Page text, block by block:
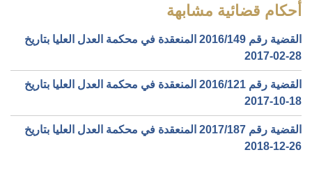
أحكام قضائية مشابهة
القضية رقم ‎149‏/‎2016‏ المنعقدة في محكمة العدل العليا بتاريخ
‎2017-02-28‏
القضية رقم ‎121‏/‎2016‏ المنعقدة في محكمة العدل العليا بتاريخ
‎2017-10-18‏
القضية رقم ‎187‏/‎2017‏ المنعقدة في محكمة العدل العليا بتاريخ
‎2018-12-26‏